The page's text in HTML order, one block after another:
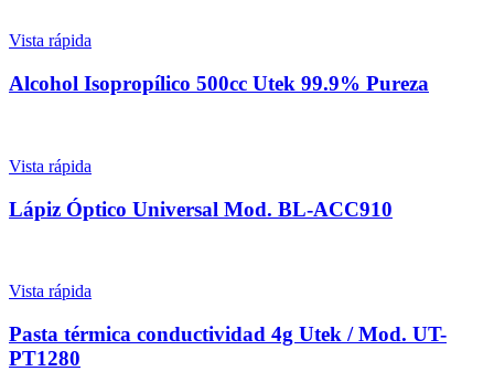
Vista rápida
Alcohol Isopropílico 500cc Utek 99.9% Pureza
Vista rápida
Lápiz Óptico Universal Mod. BL-ACC910
Vista rápida
Pasta térmica conductividad 4g Utek / Mod. UT-
PT1280